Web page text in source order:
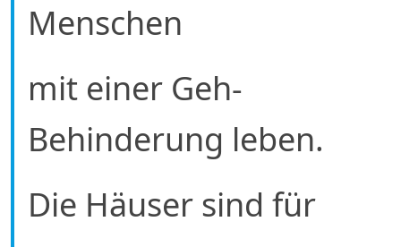
Menschen
mit einer Geh-
Behinderung leben.
Die Häuser sind für